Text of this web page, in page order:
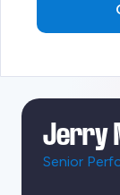
Jerry
Senior